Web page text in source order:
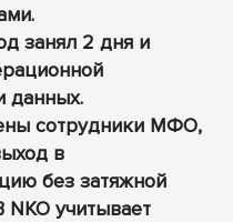
занял 2 дня и
данных.
сотрудники МФО,
в
без затяжной
NKO учитывает